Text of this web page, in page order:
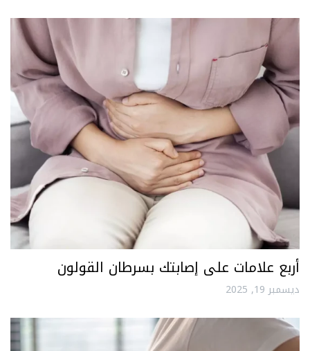
أربع علامات على إصابتك بسرطان القولون
ديسمبر 19, 2025